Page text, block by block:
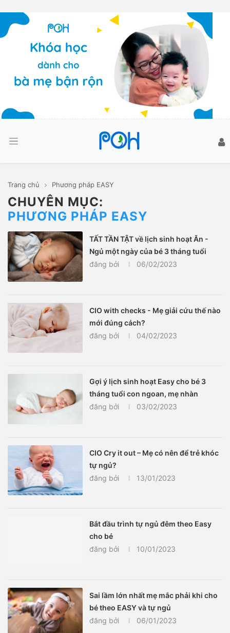
Trang chủ Phương pháp EASY
CHUYÊN MỤC:
PHƯƠNG PHÁP EASY
TẤT TẦN TẬT về lịch sinh hoạt Ăn -
Ngủ một ngày của bé 3 tháng tuổi
đăng bởi
06/02/2023
CIO with checks - Mẹ giải cứu thế nào
mới đúng cách?
đăng bởi
04/02/2023
Gợi ý lịch sinh hoạt Easy cho bé 3
tháng tuổi con ngoan, mẹ nhàn
đăng bởi
03/02/2023
CIO Cry it out – Mẹ có nên để trẻ khóc
tự ngủ?
đăng bởi
13/01/2023
Bắt đầu trình tự ngủ đêm theo Easy
cho bé
đăng bởi
10/01/2023
Sai lầm lớn nhất mẹ mắc phải khi cho
bé theo EASY và tự ngủ
đăng bởi
06/01/2023